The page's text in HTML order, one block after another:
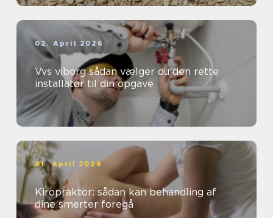
02. April 2026
Vvs viborg sådan vælger du den rette
installatør til din opgave
01. April 2026
Kiropraktor: sådan kan behandling af
dine smerter foregå